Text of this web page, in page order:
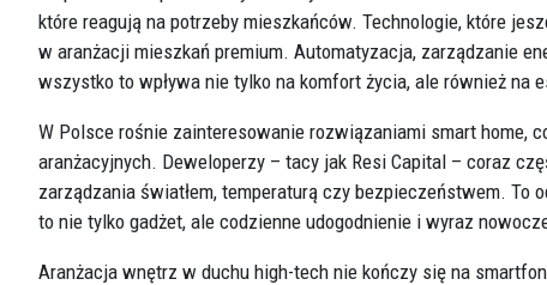
które reagują na potrzeby mieszkańców. Technologie, które
w aranżacji mieszkań premium. Automatyzacja, zarządzanie
wszystko to wpływa nie tylko na komfort życia, ale również na
W Polsce rośnie zainteresowanie rozwiązaniami smart home,
aranżacyjnych. Deweloperzy – tacy jak Resi Capital – coraz
zarządzania światłem, temperaturą czy bezpieczeństwem.
to nie tylko gadżet, ale codzienne udogodnienie i wyraz
Aranżacja wnętrz w duchu high-tech nie kończy się na